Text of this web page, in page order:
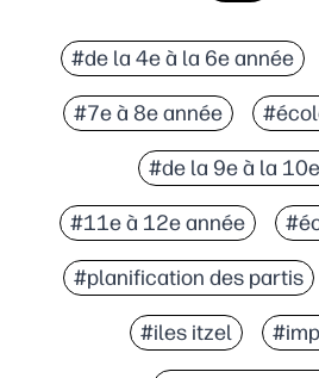
#de la 4e à la 6e année
#7e à 8e année
#de la 9e à la
#11e à 12e année
#planification des partis
#iles itzel